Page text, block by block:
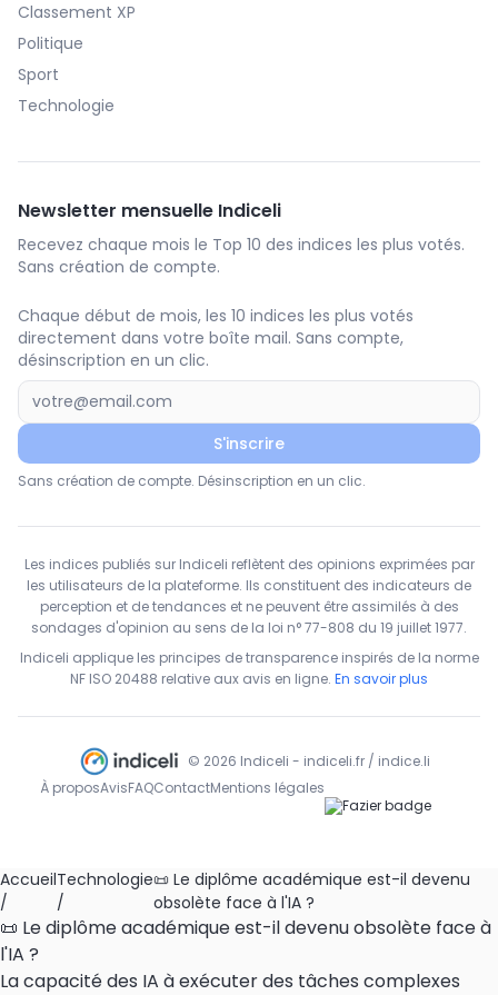
Classement XP
Politique
Sport
Technologie
Newsletter mensuelle Indiceli
Recevez chaque mois le Top 10 des indices les plus votés.
Sans création de compte.
Chaque début de mois, les 10 indices les plus votés
directement dans votre boîte mail. Sans compte,
désinscription en un clic.
S'inscrire
Sans création de compte. Désinscription en un clic.
Les indices publiés sur Indiceli reflètent des opinions exprimées par
les utilisateurs de la plateforme. Ils constituent des indicateurs de
perception et de tendances et ne peuvent être assimilés à des
sondages d'opinion au sens de la loi n° 77-808 du 19 juillet 1977.
Indiceli applique les principes de transparence inspirés de la norme
NF ISO 20488 relative aux avis en ligne. En savoir plus
© 2026 Indiceli - indiceli.fr / indice.li
À proposAvisFAQContactMentions légales
Accueil
/
Technologie
/
📜 Le diplôme académique est-il devenu
obsolète face à l'IA ?
📜 Le diplôme académique est-il devenu obsolète face à
l'IA ?
La capacité des IA à exécuter des tâches complexes